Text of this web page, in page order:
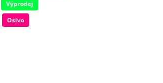
Výprodej
Osivo